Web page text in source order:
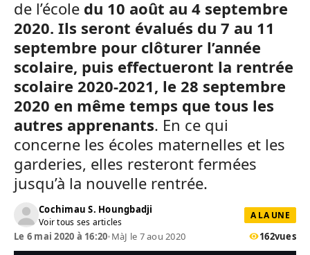
de l’école du 10 août au 4 septembre
2020. Ils seront évalués du 7 au 11
septembre pour clôturer l’année
scolaire, puis effectueront la rentrée
scolaire 2020-2021, le 28 septembre
2020 en même temps que tous les
autres apprenants. En ce qui
concerne les écoles maternelles et les
garderies, elles resteront fermées
jusqu’à la nouvelle rentrée.
Cochimau S. Houngbadji
Voir tous ses articles
A LA UNE
Le 6 mai 2020 à 16:20•MàJ le 7 aou 2020 162vues